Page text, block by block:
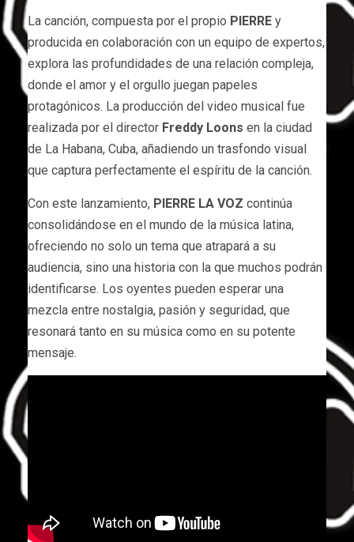
La canción, compuesta por el propio PIERRE y
producida en colaboración con un equipo de expertos,
explora las profundidades de una relación compleja,
donde el amor y el orgullo juegan papeles
protagónicos. La producción del video musical fue
realizada por el director Freddy Loons en la ciudad
de La Habana, Cuba, añadiendo un trasfondo visual
que captura perfectamente el espíritu de la canción.
Con este lanzamiento, PIERRE LA VOZ continúa
consolidándose en el mundo de la música latina,
ofreciendo no solo un tema que atrapará a su
audiencia, sino una historia con la que muchos podrán
identificarse. Los oyentes pueden esperar una
mezcla entre nostalgia, pasión y seguridad, que
resonará tanto en su música como en su potente
mensaje.